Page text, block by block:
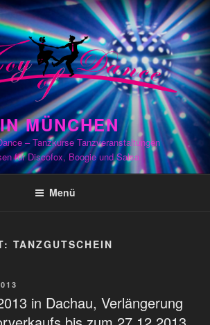
MÜNCHEN
– Tanzkurse Tanzveranstaltungen
für Discofox, Boogie und Salsa
Menü
TANZGUTSCHEIN
in Dachau, Verlängerung